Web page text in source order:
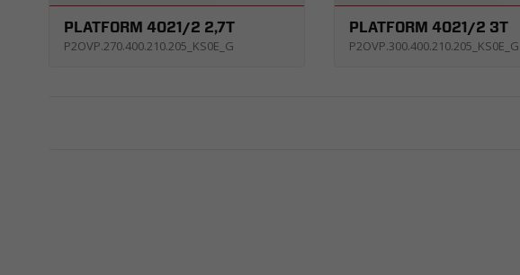
PLATFORM 4021/2 2,7T
P2OVP.270.400.210.205_KS0E_G
PLATFORM 4021/2 3T
P2OVP.300.400.210.205_KS0E_G